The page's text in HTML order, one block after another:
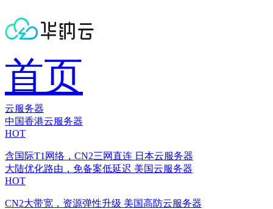
首页
云服务器
中国香港云服务器
HOT
含国际T1网络，CN2三网直连 日本云服务器
大陆优化路由，免备案低延迟 美国云服务器
HOT
CN2大带宽，资源弹性升级 美国高防云服务器